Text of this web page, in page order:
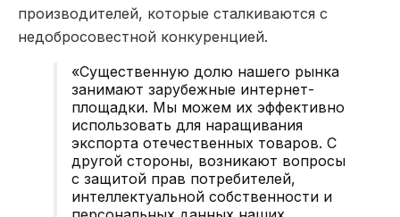
производителей, которые сталкиваются с
недобросовестной конкуренцией.
«Существенную долю нашего рынка
занимают зарубежные интернет-
площадки. Мы можем их эффективно
использовать для наращивания
экспорта отечественных товаров. С
другой стороны, возникают вопросы
с защитой прав потребителей,
интеллектуальной собственности и